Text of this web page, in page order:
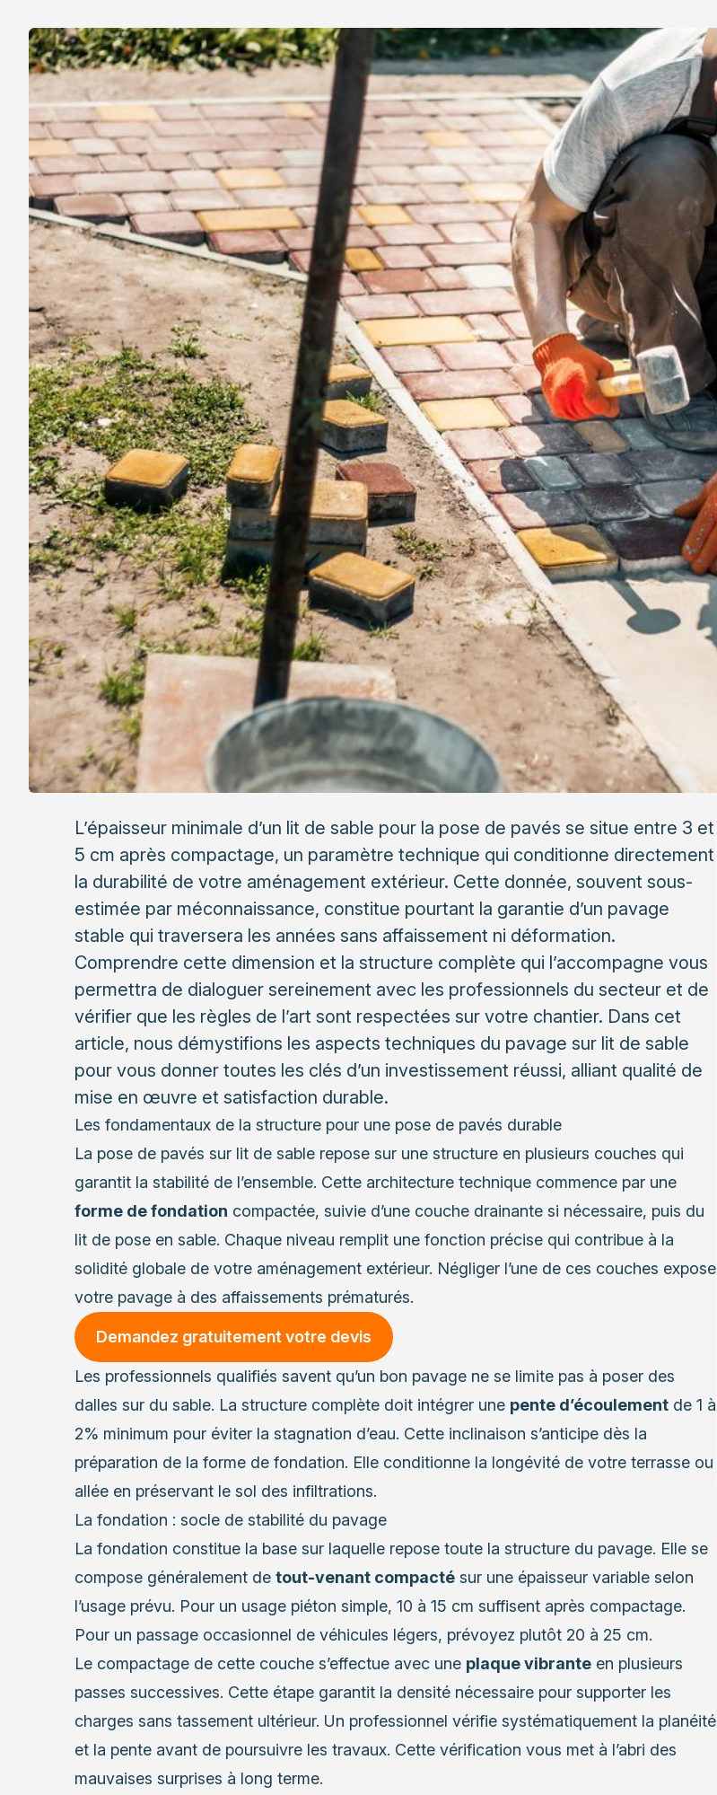
L’épaisseur minimale d’un lit de sable pour la pose de pavés se situe entre 3 et
5 cm après compactage, un paramètre technique qui conditionne directement
la durabilité de votre aménagement extérieur. Cette donnée, souvent sous-
estimée par méconnaissance, constitue pourtant la garantie d’un pavage
stable qui traversera les années sans affaissement ni déformation.
Comprendre cette dimension et la structure complète qui l’accompagne vous
permettra de dialoguer sereinement avec les professionnels du secteur et de
vérifier que les règles de l’art sont respectées sur votre chantier. Dans cet
article, nous démystifions les aspects techniques du pavage sur lit de sable
pour vous donner toutes les clés d’un investissement réussi, alliant qualité de
mise en œuvre et satisfaction durable.
Les fondamentaux de la structure pour une pose de pavés durable
La pose de pavés sur lit de sable repose sur une structure en plusieurs couches qui
garantit la stabilité de l’ensemble. Cette architecture technique commence par une
forme de fondation compactée, suivie d’une couche drainante si nécessaire, puis du
lit de pose en sable. Chaque niveau remplit une fonction précise qui contribue à la
solidité globale de votre aménagement extérieur. Négliger l’une de ces couches expose
votre pavage à des affaissements prématurés.
Demandez gratuitement votre devis
Les professionnels qualifiés savent qu’un bon pavage ne se limite pas à poser des
dalles sur du sable. La structure complète doit intégrer une pente d’écoulementde 1 à
2% minimum pour éviter la stagnation d’eau. Cette inclinaison s’anticipe dès la
préparation de la forme de fondation. Elle conditionne la longévité de votre terrasse ou
allée en préservant le sol des infiltrations.
La fondation : socle de stabilité du pavage
La fondation constitue la base sur laquelle repose toute la structure du pavage. Elle se
compose généralement de tout-venant compactésur une épaisseur variable selon
l’usage prévu. Pour un usage piéton simple, 10 à 15 cm suffisent après compactage.
Pour un passage occasionnel de véhicules légers, prévoyez plutôt 20 à 25 cm.
Le compactage de cette couche s’effectue avec une plaque vibranteen plusieurs
passes successives. Cette étape garantit la densité nécessaire pour supporter les
charges sans tassement ultérieur. Un professionnel vérifie systématiquement la planéité
et la pente avant de poursuivre les travaux. Cette vérification vous met à l’abri des
mauvaises surprises à long terme.